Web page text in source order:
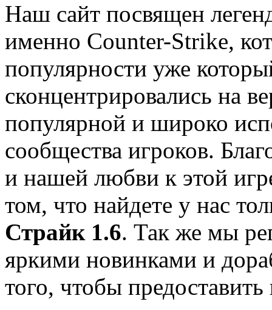
Наш сайт посвящен
именно Counter-Strike,
популярности уже
сконцентрировались на
популярной и широко
сообщества игроков.
и нашей любви к этой
том, что найдете у нас
Страйк 1.6. Так же мы
яркими новинками и
того, чтобы